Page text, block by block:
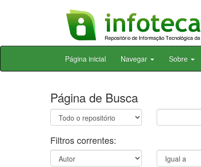
Skip
Página inicial Navegar Sobre
Página de Busca
Filtros correntes: